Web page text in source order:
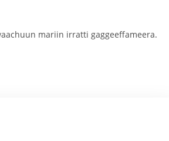
mariin irratti gaggeeffameera.